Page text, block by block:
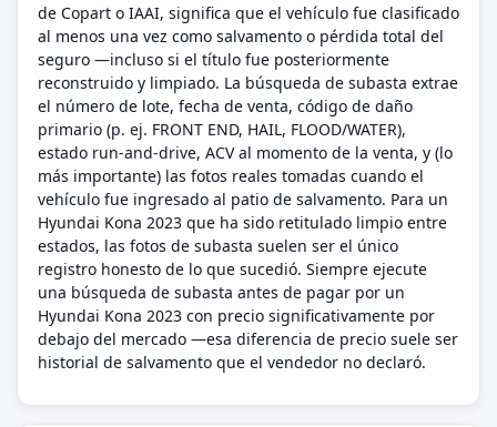
de Copart o IAAI, significa que el vehículo fue clasificado
al menos una vez como salvamento o pérdida total del
seguro —incluso si el título fue posteriormente
reconstruido y limpiado. La búsqueda de subasta extrae
el número de lote, fecha de venta, código de daño
primario (p. ej. FRONT END, HAIL, FLOOD/WATER),
estado run-and-drive, ACV al momento de la venta, y (lo
más importante) las fotos reales tomadas cuando el
vehículo fue ingresado al patio de salvamento. Para un
Hyundai Kona 2023 que ha sido retitulado limpio entre
estados, las fotos de subasta suelen ser el único
registro honesto de lo que sucedió. Siempre ejecute
una búsqueda de subasta antes de pagar por un
Hyundai Kona 2023 con precio significativamente por
debajo del mercado —esa diferencia de precio suele ser
historial de salvamento que el vendedor no declaró.